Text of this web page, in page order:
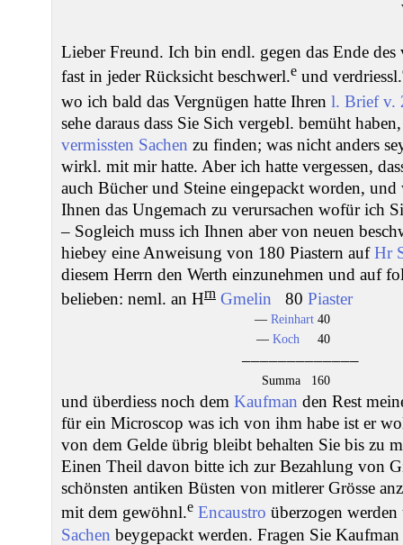
Lieber Freund. Ich bin endl. gegen das Ende
fast in jeder Rücksicht beschwerl.e und verdriessl.
wo ich bald das Vergnügen hatte Ihren l. Brief v.
sehe daraus dass Sie Sich vergebl. bemüht
vermissten Sachen zu finden; was nicht anders
wirkl. mit mir hatte. Aber ich hatte vergessen,
auch Bücher und Steine eingepackt worden, und
Ihnen das Ungemach zu verursachen wofür ich
– Sogleich muss ich Ihnen aber von neuen
hiebey eine Anweisung von 180 Piastern aufHr
diesem Herrn den Werth einzunehmen und auf
belieben: neml. an Hrn Gmelin 80 Piaster
––Reinhart 40
––Koch 40
–––––––––––––
Summa 160
und überdiess noch dem Kaufman den Rest
für ein Microscop was ich von ihm habe ist er
von dem Gelde übrig bleibt behalten Sie bis zu
Einen Theil davon bitte ich zur Bezahlung von
schönsten antiken Büsten von mitlerer Grösse
mit dem gewöhnl.e Encaustro überzogen
Sachen beygepackt werden. Fragen Sie